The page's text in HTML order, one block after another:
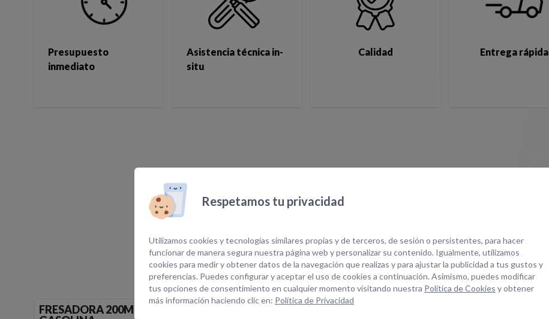
Presupuesto
inmediato
Asistencia técnica in-
situ
Calidad Entrega rápida
Equipos Relacionados
FRESADORA 200MM
Respetamos tu privacidad
Utilizamos cookies y tecnologías similares propias y de terceros, de sesión o persistentes, para hacer
funcionar de manera segura nuestra página web y personalizar su contenido. Igualmente, utilizamos
cookies para medir y obtener datos de la navegación que realizas y para ajustar la publicidad a tus gustos y
preferencias. Puedes configurar y aceptar el uso de cookies a continuación. Asimismo, puedes modificar
tus opciones de consentimiento en cualquier momento visitando nuestra Política de Cookies y obtener
más información haciendo clic en: Política de Privacidad